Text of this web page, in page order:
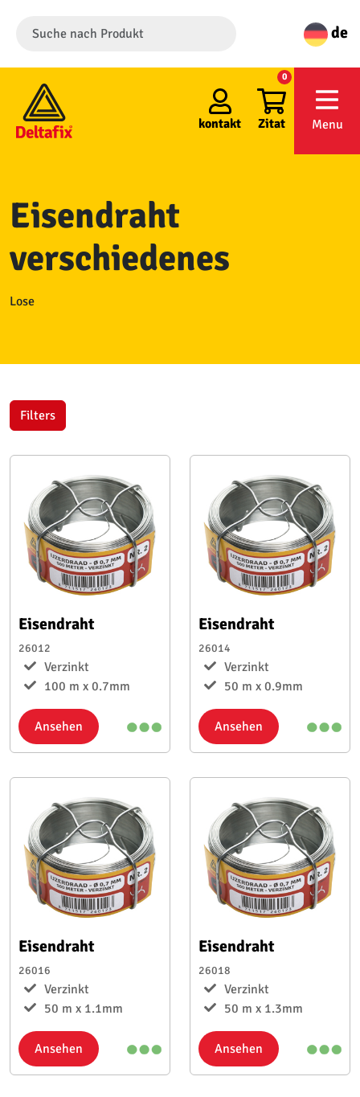
de
kontakt Zitat
0
Menu
Eisendraht
verschiedenes
Lose
Filters
Eisendraht
26012
Verzinkt
100 m x 0.7mm
Ansehen
Eisendraht
26014
Verzinkt
50 m x 0.9mm
Ansehen
Eisendraht
26016
Verzinkt
50 m x 1.1mm
Ansehen
Eisendraht
26018
Verzinkt
50 m x 1.3mm
Ansehen